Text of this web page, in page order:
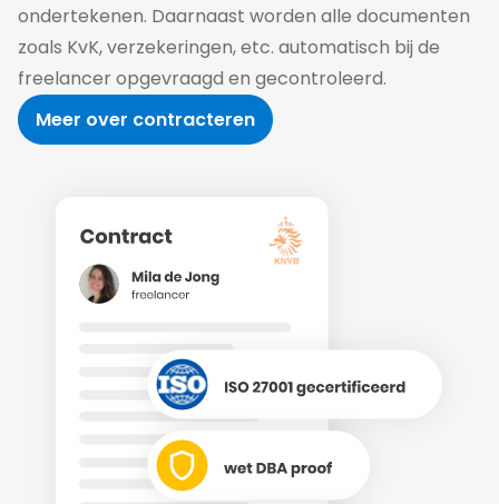
ondertekenen. Daarnaast worden alle documenten
zoals KvK, verzekeringen, etc. automatisch bij de
freelancer opgevraagd en gecontroleerd.
Meer over contracteren